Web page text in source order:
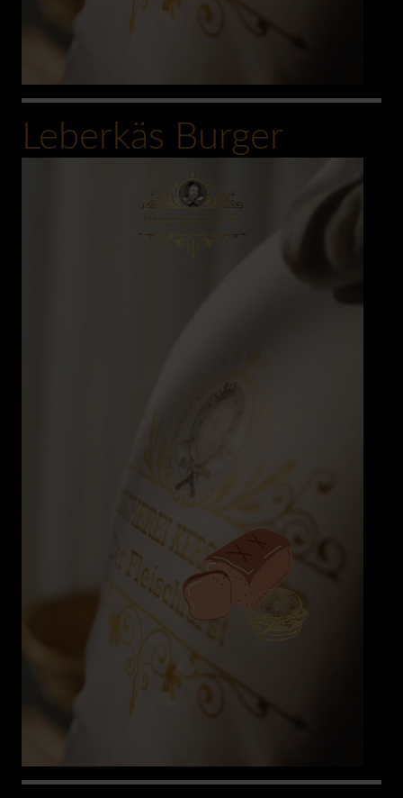
0:00
Leberkäs Burger